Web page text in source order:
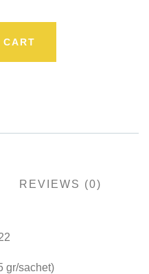
REVIEWS (0)
gr/sachet)